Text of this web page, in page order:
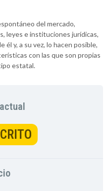
del mercado,
leyes e instituciones jurídicas,
él y, a su vez, lo hacen posible,
con las que son propias
estatal.